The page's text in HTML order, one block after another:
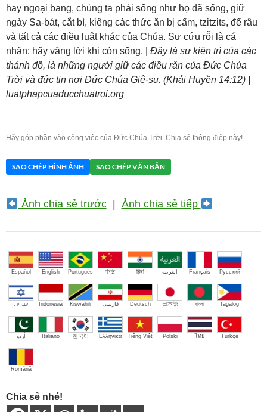
hay ngoại bang, chúng ta phải sống như họ đã sống, giữ
ngày Sa-bát, cắt bì, kiêng các thức ăn bị cấm, tzitzits, để râu
và tất cả các điều luật khác của Chúa. Sự cứu rỗi là cá
nhân: hãy vâng lời khi còn sống. | Đây là sự kiên trì của các
thánh đồ, là những người giữ các điều răn của Đức Chúa
Trời và đức tin nơi Đức Chúa Giê-su. (Khải Huyền 14:12) |
luatphapcuaducchuatroi.org
Hãy góp phần vào công việc của Đức Chúa Trời. Chia sẻ thông điệp này!
SAO CHÉP HÌNH ẢNH SAO CHÉP VĂN BẢN
Ảnh chia sẻ trước| Ảnh chia sẻ tiếp
Español English Português 中文 हिंदी العربية Français Русский
עברית Indonesia Kiswahili فارسی Deutsch 日本語 বাংলা Tagalog
اُردو Italiano 한국어 Ελληνικά Tiếng Việt Polski ไทย Türkçe
Română
Chia sẻ nhé!